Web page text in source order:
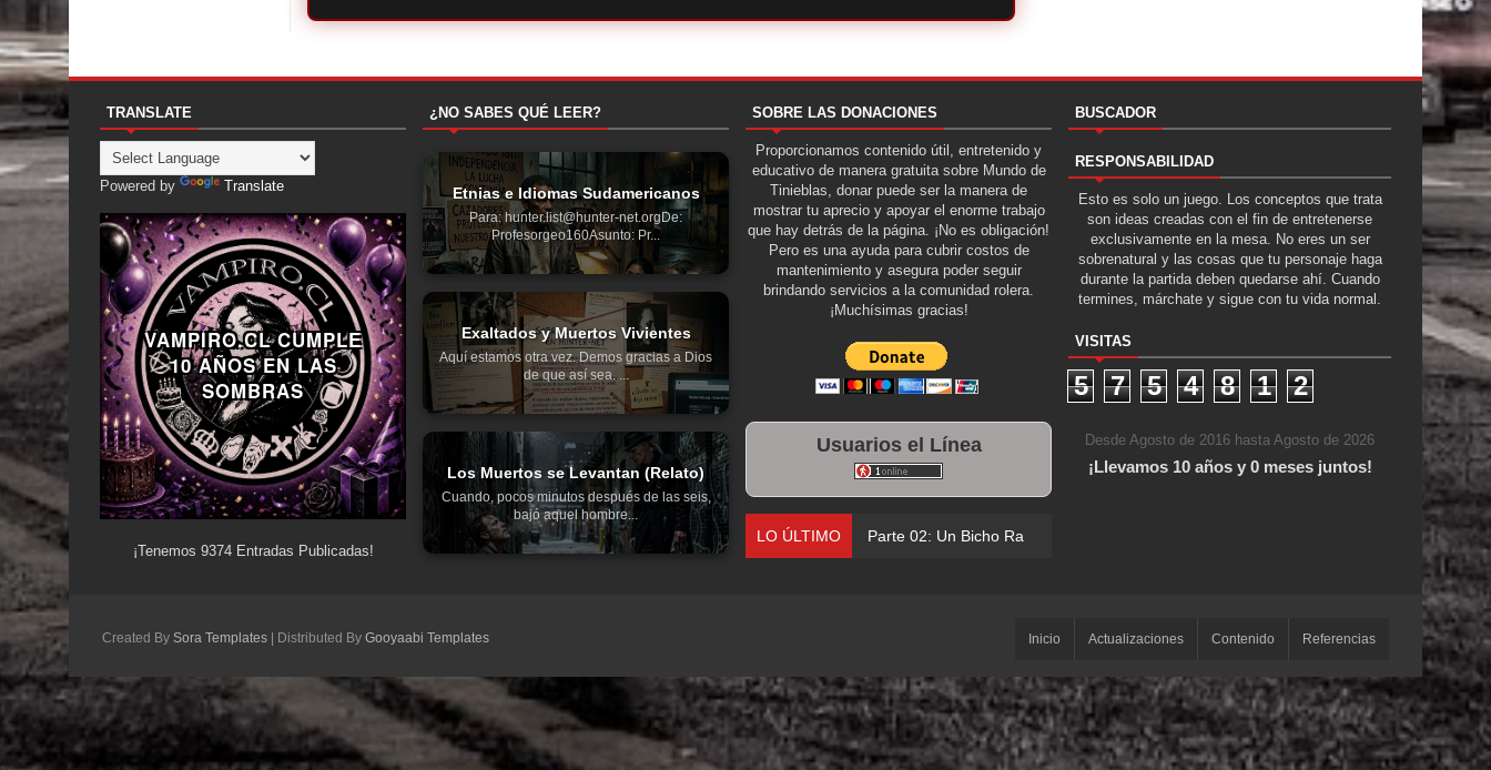
TRANSLATE
Powered by Translate
VAMPIRO.CL CUMPLE
10 AÑOS EN LAS
SOMBRAS
¡Tenemos 9374Entradas Publicadas!
¿NO SABES QUÉ LEER?
Etnias e Idiomas Sudamericanos
Para: hunter.list@hunter-net.orgDe:
Profesorgeo160Asunto: Pr...
Exaltados y Muertos Vivientes
Aquí estamos otra vez. Demos gracias a Dios
de que así sea. ...
Los Muertos se Levantan (Relato)
Cuando, pocos minutos después de las seis,
bajó aquel hombre...
SOBRE LAS DONACIONES
Proporcionamos contenido útil, entretenido y
educativo de manera gratuita sobre Mundo de
Tinieblas, donar puede ser la manera de
mostrar tu aprecio y apoyar el enorme trabajo
que hay detrás de la página. ¡No es obligación!
Pero es una ayuda para cubrir costos de
mantenimiento y asegura poder seguir
brindando servicios a la comunidad rolera.
¡Muchísimas gracias!
Usuarios el Línea
LO ÚLTIMO Parte 02: Un Bicho Raro
BUSCADOR
RESPONSABILIDAD
Esto es solo un juego. Los conceptos que trata
son ideas creadas con el fin de entretenerse
exclusivamente en la mesa. No eres un ser
sobrenatural y las cosas que tu personaje haga
durante la partida deben quedarse ahí. Cuando
termines, márchate y sigue con tu vida normal.
VISITAS
5 7 5 4 8 1 2
Desde Agosto de 2016 hasta Agosto de 2026
¡Llevamos 10 años y 0 meses juntos!
Created By Sora Templates | Distributed By Gooyaabi Templates Inicio Actualizaciones Contenido Referencias